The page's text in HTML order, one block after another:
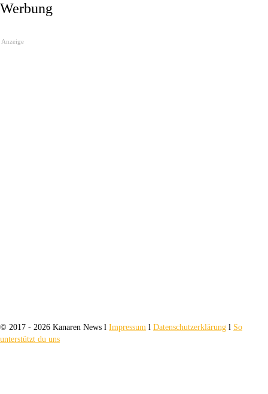
Werbung
Anzeige
© 2017 - 2026 Kanaren News l Impressum l Datenschutzerklärung l So
unterstützt du uns